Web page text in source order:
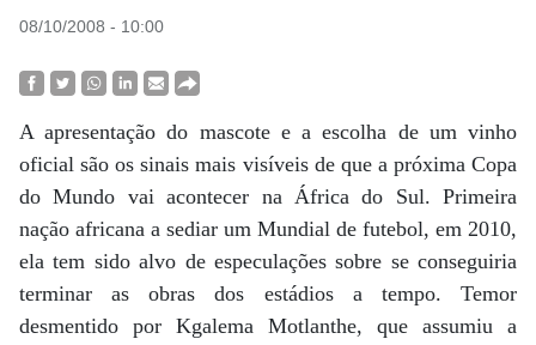
08/10/2008 - 10:00
A apresentação do mascote e a escolha de um vinho
oficial são os sinais mais visíveis de que a próxima Copa
do Mundo vai acontecer na África do Sul. Primeira
nação africana a sediar um Mundial de futebol, em 2010,
ela tem sido alvo de especulações sobre se conseguiria
terminar as obras dos estádios a tempo. Temor
desmentido por Kgalema Motlanthe, que assumiu a